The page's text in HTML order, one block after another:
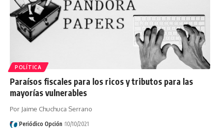
POLÍTICA
Paraísos fiscales para los ricos y tributos para las
mayorías vulnerables
Por Jaime Chuchuca Serrano
Periódico Opción 10/10/2021